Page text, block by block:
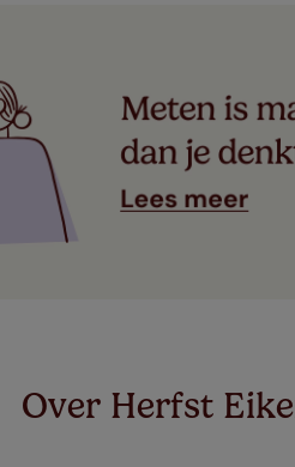
Over Herfst